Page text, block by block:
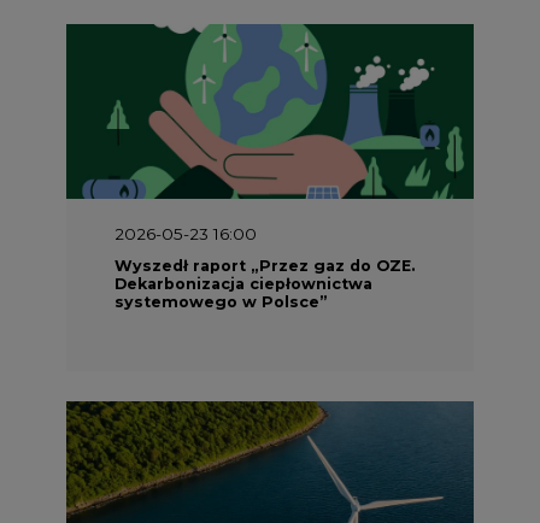
2026-05-23 16:00
Wyszedł raport „Przez gaz do OZE.
Dekarbonizacja ciepłownictwa
systemowego w Polsce”